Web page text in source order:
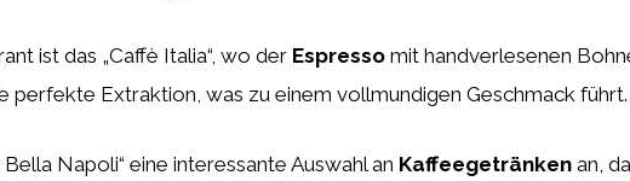
ist das „Caffè Italia“, wo der Espresso mit handverlesenen
perfekte Extraktion, was zu einem vollmundigen Geschmack führt.
Napoli“ eine interessante Auswahl an Kaffeegetränken an,